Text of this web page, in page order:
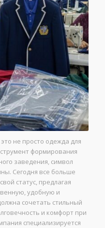
не просто одежда для
формирования
заведения, символ
Сегодня все больше
статус, предлагая
удобную и
сочетать стильный
и комфорт при
специализируется